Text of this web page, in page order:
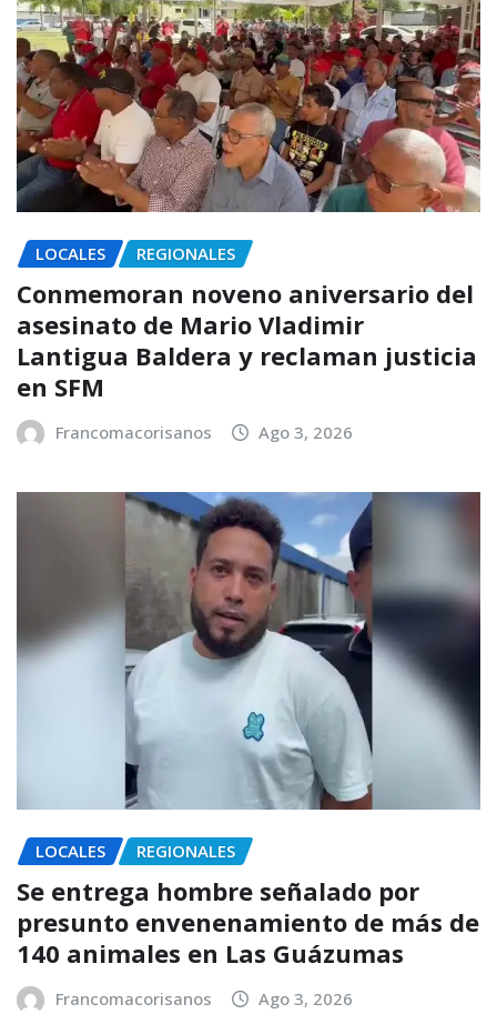
LOCALES REGIONALES
Conmemoran noveno aniversario del
asesinato de Mario Vladimir
Lantigua Baldera y reclaman justicia
en SFM
Francomacorisanos Ago 3, 2026
LOCALES REGIONALES
Se entrega hombre señalado por
presunto envenenamiento de más de
140 animales en Las Guázumas
Francomacorisanos Ago 3, 2026